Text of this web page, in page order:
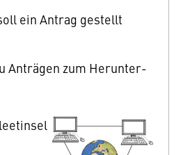
ein Antrag gestellt
Anträgen zum Herunter-